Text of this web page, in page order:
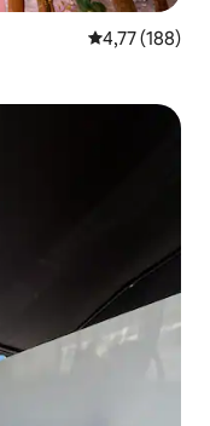
4,77 (188)